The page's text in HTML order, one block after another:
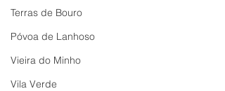
Terras de Bouro
Póvoa de Lanhoso
Vieira do Minho
Vila Verde